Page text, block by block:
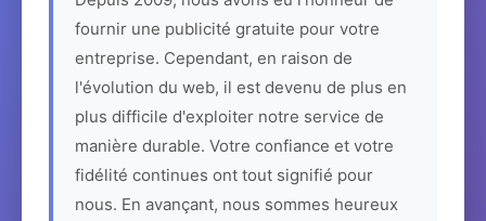
fournir une publicité gratuite pour votre
entreprise. Cependant, en raison de
l'évolution du web, il est devenu de plus en
plus difficile d'exploiter notre service de
manière durable. Votre confiance et votre
fidélité continues ont tout signifié pour
nous. En avançant, nous sommes heureux